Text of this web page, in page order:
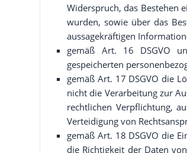
Widerspruch, das Bestehen
wurden, sowie über das
aussagekräftigen
gemäß Art. 16 DSGVO
gespeicherten
gemäß Art. 17 DSGVO die
nicht die Verarbeitung zur
rechtlichen Verpflichtung,
Verteidigung von
gemäß Art. 18 DSGVO die
die Richtigkeit der Daten